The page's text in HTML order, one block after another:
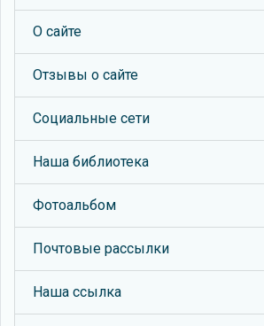
О сайте
Отзывы о сайте
Социальные сети
Наша библиотека
Фотоальбом
Почтовые рассылки
Наша ссылка